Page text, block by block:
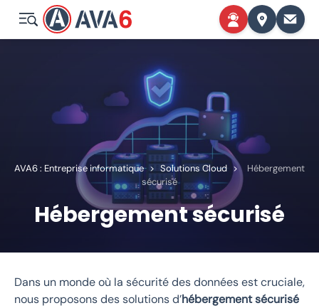
AVA6 : Entreprise informatique > Solutions Cloud >
Hébergement
sécurisé
Hébergement sécurisé
Dans un monde où la sécurité des données est cruciale,
nous proposons des solutions d’hébergement sécurisé